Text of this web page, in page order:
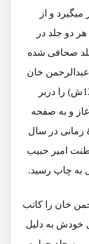
و از
میشود. هر دو جلد در
در یک جلد صحافی شده
خان
از سال 1297ق تا سال 1314ق (1259 تا1275ش) را دربر
دارد که در چاپ قدیم کابل از صفحه 378 آغاز و به صفحه
زمانی در سال
سلطنت امیر حبیب
به چاپ رسید.
خان را کاتب
خودش به دلیل